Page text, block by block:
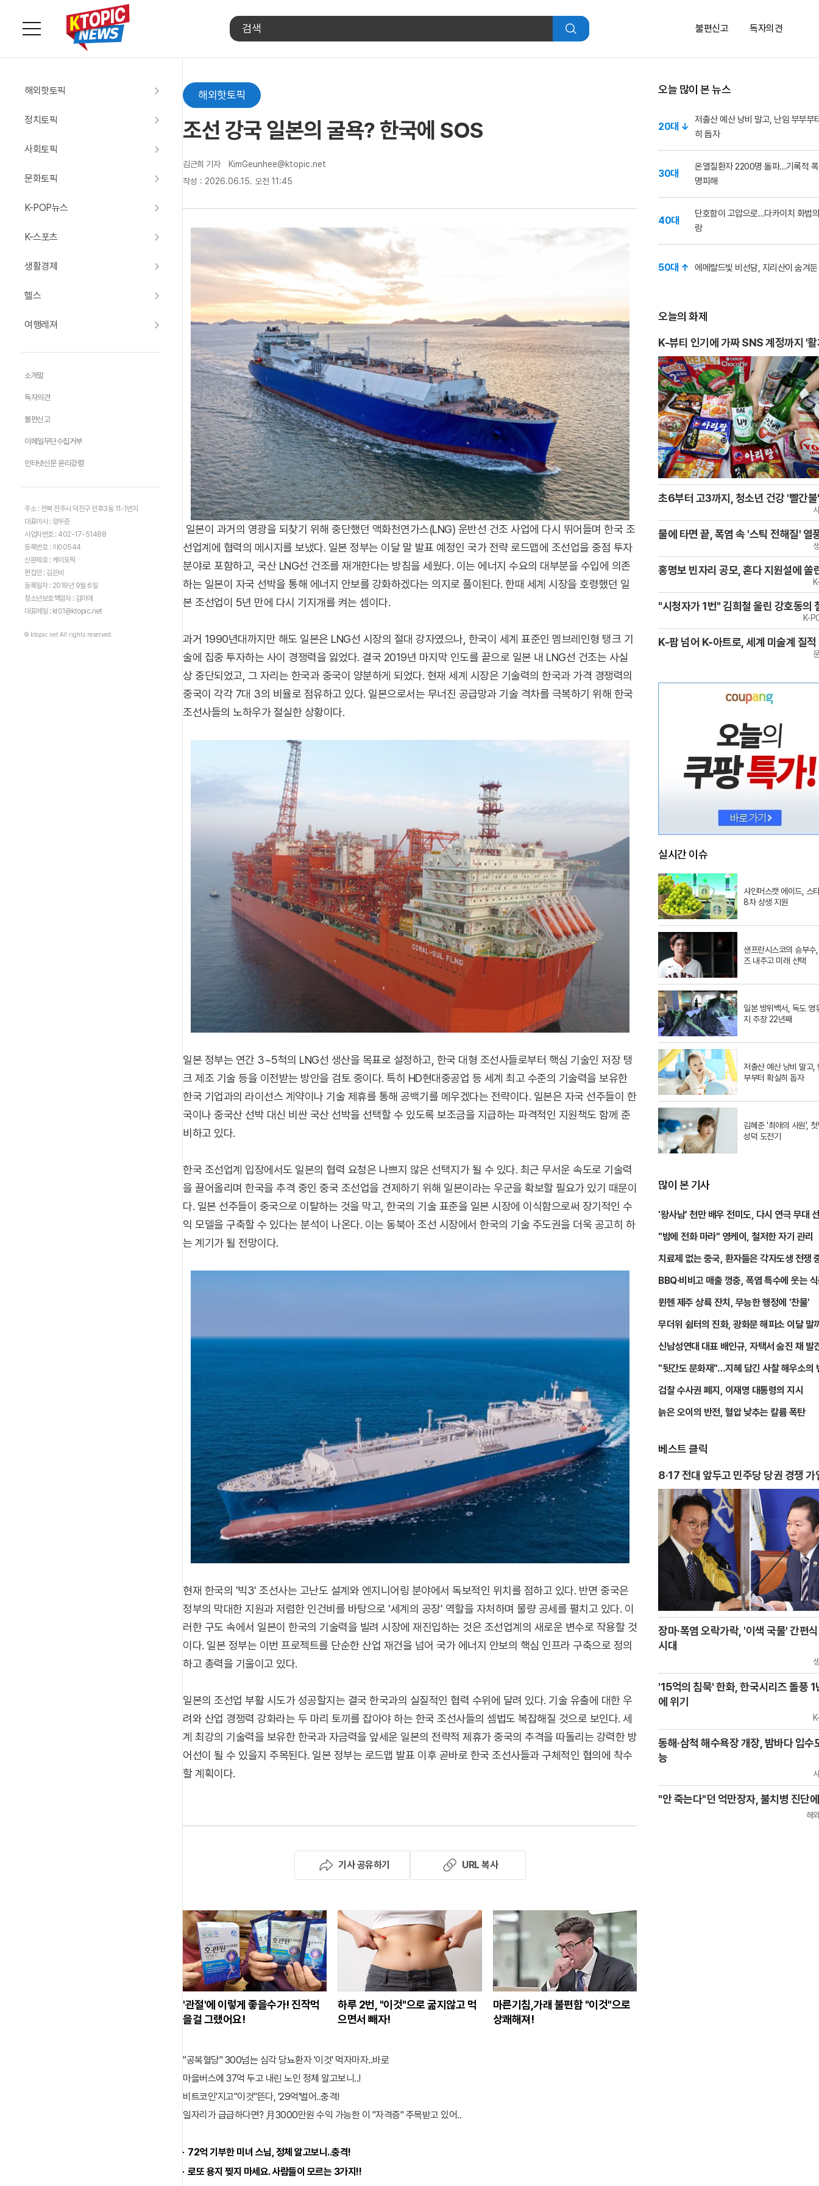
검
색
주
서
메
펼
치
불편신고 독자의견
해외핫토픽
정치토픽
사회토픽
문화토픽
K-POP뉴스
K-스포츠
생활경제
헬스
여행레져
소개말
독자의견
불편신고
이메일무단수집거부
인터넷신문 윤리강령
주소 : 전북 전주시 덕진구 인후3동 11-1번지
대표이사 : 양우준
사업자번호 : 402-17-51488
등록번호 : 아00544
신문제호 : 케이토픽
편집인 : 김은비
등록일자 : 2019년 9월 6일
청소년보호책임자 : 김미애
대표메일 : kt01@ktopic.net
© ktopic.net All rights reserved.
해외핫토픽
조선 강국 일본의 굴욕? 한국에 SOS
김근희 기자
KimGeunhee@ktopic.net
작성 : 2026.06.15. 오전 11:45
일본이 과거의 영광을 되찾기 위해 중단했던 액화천연가스(LNG) 운반선 건조 사업에 다시 뛰어들며 한국 조
선업계에 협력의 메시지를 보냈다. 일본 정부는 이달 말 발표 예정인 국가 전략 로드맵에 조선업을 중점 투자
분야로 포함하고, 국산 LNG선 건조를 재개한다는 방침을 세웠다. 이는 에너지 수요의 대부분을 수입에 의존
하는 일본이 자국 선박을 통해 에너지 안보를 강화하겠다는 의지로 풀이된다. 한때 세계 시장을 호령했던 일
본 조선업이 5년 만에 다시 기지개를 켜는 셈이다.
과거 1990년대까지만 해도 일본은 LNG선 시장의 절대 강자였으나, 한국이 세계 표준인 멤브레인형 탱크 기
술에 집중 투자하는 사이 경쟁력을 잃었다. 결국 2019년 마지막 인도를 끝으로 일본 내 LNG선 건조는 사실
상 중단되었고, 그 자리는 한국과 중국이 양분하게 되었다. 현재 세계 시장은 기술력의 한국과 가격 경쟁력의
중국이 각각 7대 3의 비율로 점유하고 있다. 일본으로서는 무너진 공급망과 기술 격차를 극복하기 위해 한국
조선사들의 노하우가 절실한 상황이다.
일본 정부는 연간 3~5척의 LNG선 생산을 목표로 설정하고, 한국 대형 조선사들로부터 핵심 기술인 저장 탱
크 제조 기술 등을 이전받는 방안을 검토 중이다. 특히 HD현대중공업 등 세계 최고 수준의 기술력을 보유한
한국 기업과의 라이선스 계약이나 기술 제휴를 통해 공백기를 메우겠다는 전략이다. 일본은 자국 선주들이 한
국이나 중국산 선박 대신 비싼 국산 선박을 선택할 수 있도록 보조금을 지급하는 파격적인 지원책도 함께 준
비하고 있다.
한국 조선업계 입장에서도 일본의 협력 요청은 나쁘지 않은 선택지가 될 수 있다. 최근 무서운 속도로 기술력
을 끌어올리며 한국을 추격 중인 중국 조선업을 견제하기 위해 일본이라는 우군을 확보할 필요가 있기 때문이
다. 일본 선주들이 중국으로 이탈하는 것을 막고, 한국의 기술 표준을 일본 시장에 이식함으로써 장기적인 수
익 모델을 구축할 수 있다는 분석이 나온다. 이는 동북아 조선 시장에서 한국의 기술 주도권을 더욱 공고히 하
는 계기가 될 전망이다.
현재 한국의 '빅3' 조선사는 고난도 설계와 엔지니어링 분야에서 독보적인 위치를 점하고 있다. 반면 중국은
정부의 막대한 지원과 저렴한 인건비를 바탕으로 '세계의 공장' 역할을 자처하며 물량 공세를 펼치고 있다. 이
러한 구도 속에서 일본이 한국의 기술력을 빌려 시장에 재진입하는 것은 조선업계의 새로운 변수로 작용할 것
이다. 일본 정부는 이번 프로젝트를 단순한 산업 재건을 넘어 국가 에너지 안보의 핵심 인프라 구축으로 정의
하고 총력을 기울이고 있다.
일본의 조선업 부활 시도가 성공할지는 결국 한국과의 실질적인 협력 수위에 달려 있다. 기술 유출에 대한 우
려와 산업 경쟁력 강화라는 두 마리 토끼를 잡아야 하는 한국 조선사들의 셈법도 복잡해질 것으로 보인다. 세
계 최강의 기술력을 보유한 한국과 자금력을 앞세운 일본의 전략적 제휴가 중국의 추격을 따돌리는 강력한 방
어선이 될 수 있을지 주목된다. 일본 정부는 로드맵 발표 이후 곧바로 한국 조선사들과 구체적인 협의에 착수
할 계획이다.
기사 공유하기 URL 복사
'관절'에 이렇게 좋을수가! 진작먹
을걸 그랬어요!
하루 2번, "이것"으로 굶지않고 먹
으면서 빼자!
마른기침,가래 불편함 "이것"으로
상쾌해져!
"공복혈당" 300넘는 심각 당뇨환자 '이것' 먹자마자..바로
마을버스에 37억 두고 내린 노인 정체 알고보니..!
비트코인'지고"이것"뜬다, '29억'벌어..충격!
일자리가 급급하다면? 月3000만원 수익 가능한 이 "자격증" 주목받고 있어..
72억 기부한 미녀 스님, 정체 알고보니..충격!
로또 용지 찢지 마세요. 사람들이 모르는 3가지!!
오늘 많이 본 뉴스
20대 ↓
저출산 예산 낭비 말고, 난임 부부부
히 돕자
30대
온열질환자 2200명 돌파…기록적
명피해
40대
단호함이 고압으로…다카이치 화법
랑
50대 ↑ 에메랄드빛 비선담, 지리산이 숨겨
오늘의 화제
K-뷰티 인기에 가짜 SNS 계정까지 '
초6부터 고3까지, 청소년 건강 '빨간불'
물에 타면 끝, 폭염 속 '스틱 전해질' 열
홍명보 빈자리 공모, 혼다 지원설에 쏠
"시청자가 1번" 김희철 울린 강호동의
K-
K-팝 넘어 K-아트로, 세계 미술계 질적
실시간 이슈
샤인머스캣 에이드, 스
8차 상생 지원
샌프란시스코의 승부수
즈 내주고 미래 선택
일본 방위백서, 독도 영
지 주장 22년째
저출산 예산 낭비 말고,
부부터 확실히 돕자
김혜준 '최애의 사원',
성덕 도전기
많이 본 기사
'왕사남' 천만 배우 전미도, 다시 연극 무대
"밤에 전화 마라" 영케이, 철저한 자기 관리
치료제 없는 중국, 환자들은 각자도생 전쟁
BBQ·비비고 매출 껑충, 폭염 특수에 웃는
뮌헨 제주 상륙 잔치, 무능한 행정에 '찬물'
무더위 쉼터의 진화, 광화문 해피소 이달 말
장
신남성연대 대표 배인규, 자택서 숨진 채 발
"뒷간도 문화재"…지혜 담긴 사찰 해우소의
검찰 수사권 폐지, 이재명 대통령의 지시
늙은 오이의 반전, 혈압 낮추는 칼륨 폭탄
베스트 클릭
8·17 전대 앞두고 민주당 당권 경쟁 가
장마·폭염 오락가락, '이색 국물' 간편
시대
'15억의 침묵' 한화, 한국시리즈 돌풍 1
에 위기
동해·삼척 해수욕장 개장, 밤바다 입수
능
"안 죽는다"던 억만장자, 불치병 진단
해